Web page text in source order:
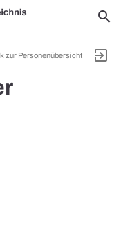
search
zur Personenübersicht exit_to_app